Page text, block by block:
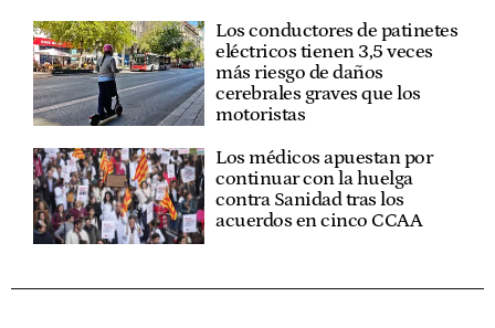
Los conductores de patinetes
eléctricos tienen 3,5 veces
más riesgo de daños
cerebrales graves que los
motoristas
Los médicos apuestan por
continuar con la huelga
contra Sanidad tras los
acuerdos en cinco CCAA